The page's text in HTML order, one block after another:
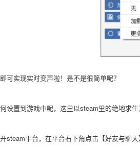
可实现实时变声啦！是不是很简单呢？
设置到游戏中呢，这里以steam里的绝地求
steam平台，在平台右下角点击【好友与聊